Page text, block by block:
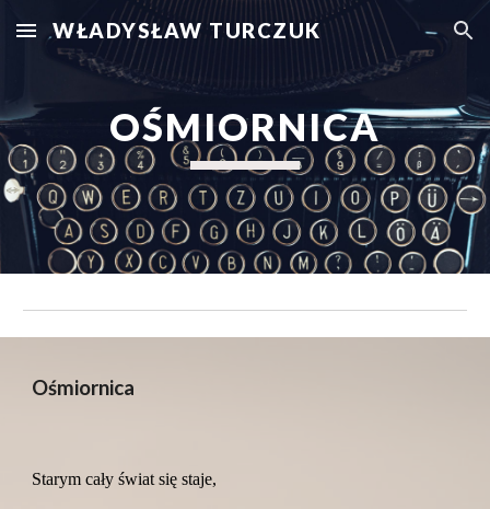
Skip to main content Skip to navigation
WŁADYSŁAW TURCZUK
OŚMIORNICA
Ośmiornica
Starym cały świat się staje,